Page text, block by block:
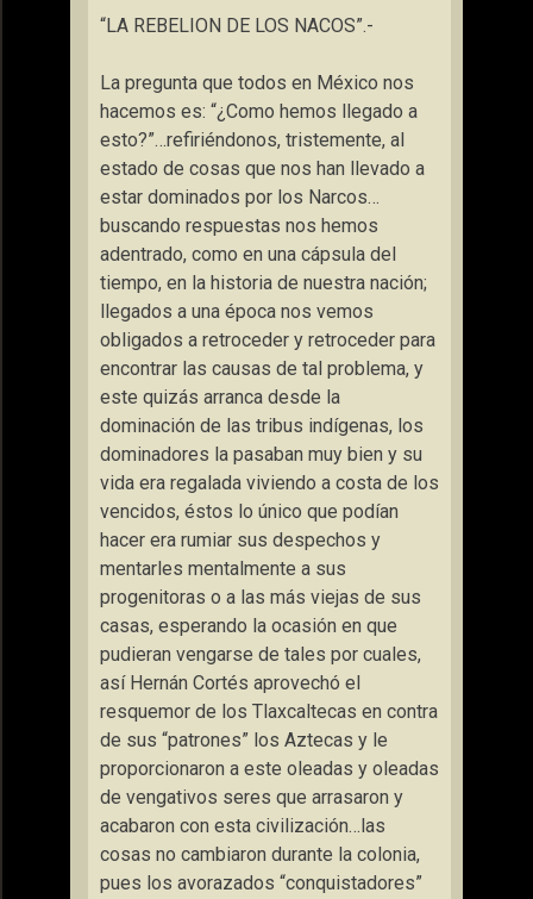
“LA REBELION DE LOS NACOS”.-
La pregunta que todos en México nos
hacemos es: “¿Como hemos llegado a
esto?”…refiriéndonos, tristemente, al
estado de cosas que nos han llevado a
estar dominados por los Narcos…
buscando respuestas nos hemos
adentrado, como en una cápsula del
tiempo, en la historia de nuestra nación;
llegados a una época nos vemos
obligados a retroceder y retroceder para
encontrar las causas de tal problema, y
este quizás arranca desde la
dominación de las tribus indígenas, los
dominadores la pasaban muy bien y su
vida era regalada viviendo a costa de los
vencidos, éstos lo único que podían
hacer era rumiar sus despechos y
mentarles mentalmente a sus
progenitoras o a las más viejas de sus
casas, esperando la ocasión en que
pudieran vengarse de tales por cuales,
así Hernán Cortés aprovechó el
resquemor de los Tlaxcaltecas en contra
de sus “patrones” los Aztecas y le
proporcionaron a este oleadas y oleadas
de vengativos seres que arrasaron y
acabaron con esta civilización…las
cosas no cambiaron durante la colonia,
pues los avorazados “conquistadores”